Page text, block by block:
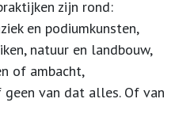
zijn rond:
en podiumkunsten,
natuur en landbouw,
of ambacht,
geen van dat alles. Of van